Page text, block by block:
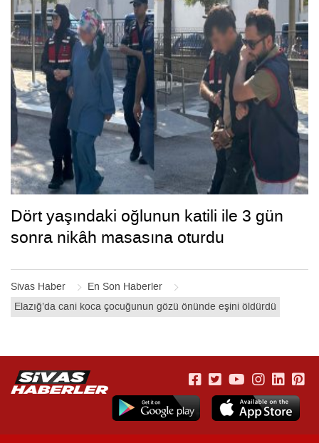
Sivas Haber
En Son Haberler
Elazığ’da cani koca çocuğunun gözü önünde eşini öldürdü
Dört yaşındaki oğlunun katili ile 3 gün
sonra nikâh masasına oturdu